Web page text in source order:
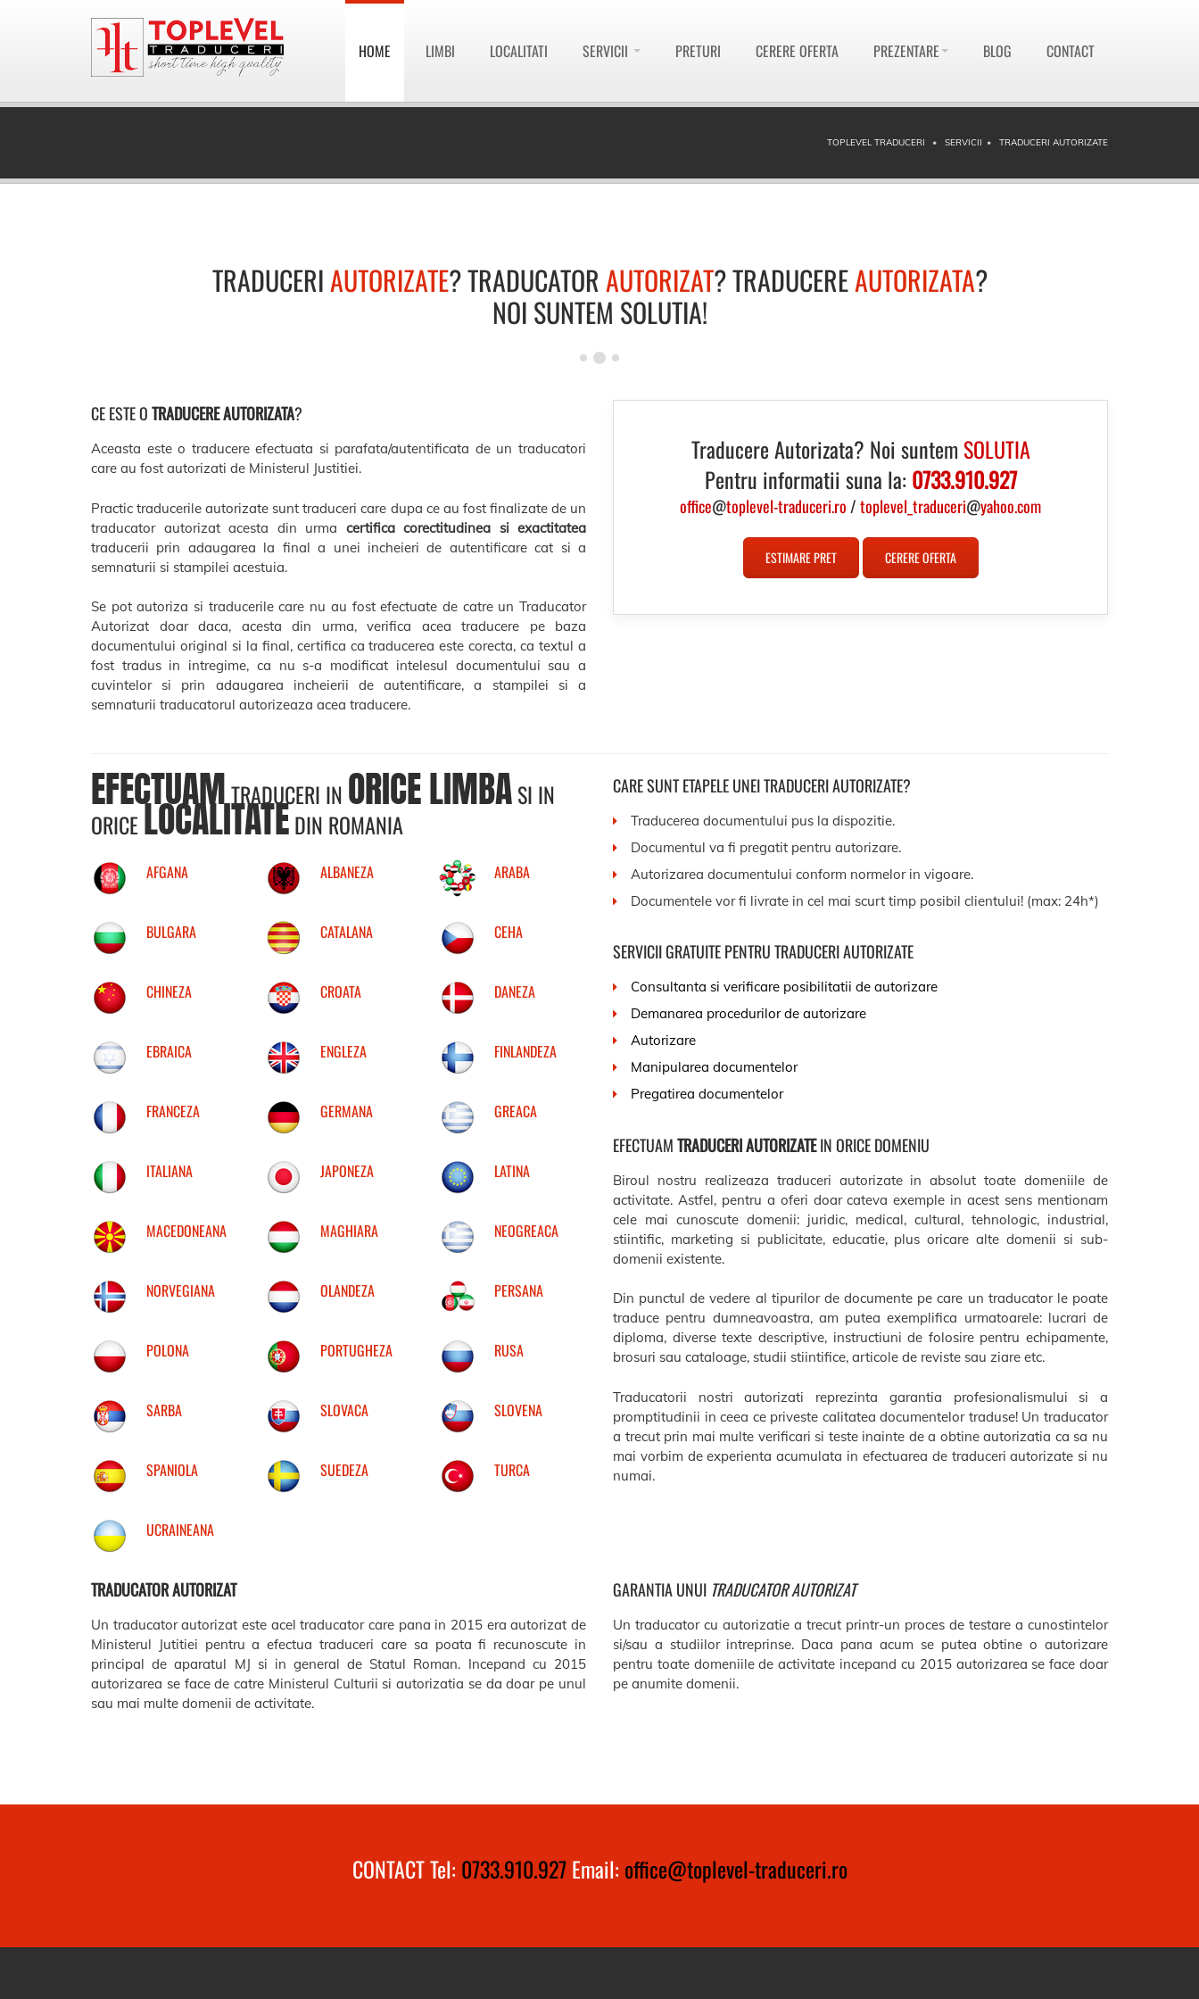
HOME LIMBI LOCALITATI SERVICII PRETURI CERERE OFERTA PREZENTARE BLOG CONTACT
TOPLEVEL TRADUCERI SERVICII TRADUCERI AUTORIZATE
TRADUCERIAUTORIZATE? TRADUCATORAUTORIZAT? TRADUCEREAUTORIZATA?
NOI SUNTEM SOLUTIA!
CE ESTE OTRADUCERE AUTORIZATA?
Aceasta este o traducere efectuata si parafata/autentificata de un traducatori
care au fost autorizati de Ministerul Justitiei.
Practic traducerile autorizate sunt traduceri care dupa ce au fost finalizate de un
traducator autorizat acesta din urma certifica corectitudinea si exactitatea
traducerii prin adaugarea la final a unei incheieri de autentificare cat si a
semnaturii si stampilei acestuia.
Se pot autoriza si traducerile care nu au fost efectuate de catre un Traducator
Autorizat doar daca, acesta din urma, verifica acea traducere pe baza
documentului original si la final, certifica ca traducerea este corecta, ca textul a
fost tradus in intregime, ca nu s-a modificat intelesul documentului sau a
cuvintelor si prin adaugarea incheierii de autentificare, a stampilei si a
semnaturii traducatorul autorizeaza acea traducere.
Traducere Autorizata? Noi suntem SOLUTIA
Pentru informatii suna la: 0733.910.927
office@toplevel-traduceri.ro /toplevel_traduceri@yahoo.com
ESTIMARE PRET CERERE OFERTA
EFECTUAMTRADUCERI IN ORICE LIMBASI IN
ORICELOCALITATEDIN ROMANIA
AFGANA ALBANEZA ARABA
BULGARA CATALANA CEHA
CHINEZA CROATA DANEZA
EBRAICA ENGLEZA FINLANDEZA
FRANCEZA GERMANA GREACA
ITALIANA JAPONEZA LATINA
MACEDONEANA MAGHIARA NEOGREACA
NORVEGIANA OLANDEZA PERSANA
POLONA PORTUGHEZA RUSA
SARBA SLOVACA SLOVENA
SPANIOLA SUEDEZA TURCA
UCRAINEANA
CARE SUNT ETAPELE UNEI TRADUCERI AUTORIZATE?
Traducerea documentului pus la dispozitie.
Documentul va fi pregatit pentru autorizare.
Autorizarea documentului conform normelor in vigoare.
Documentele vor fi livrate in cel mai scurt timp posibil clientului! (max: 24h*)
SERVICII GRATUITE PENTRU TRADUCERI AUTORIZATE
Consultanta si verificare posibilitatii de autorizare
Demanarea procedurilor de autorizare
Autorizare
Manipularea documentelor
Pregatirea documentelor
EFECTUAMTRADUCERI AUTORIZATEIN ORICE DOMENIU
Biroul nostru realizeaza traduceri autorizate in absolut toate domeniile de
activitate. Astfel, pentru a oferi doar cateva exemple in acest sens mentionam
cele mai cunoscute domenii: juridic, medical, cultural, tehnologic, industrial,
stiintific, marketing si publicitate, educatie, plus oricare alte domenii si sub-
domenii existente.
Din punctul de vedere al tipurilor de documente pe care un traducator le poate
traduce pentru dumneavoastra, am putea exemplifica urmatoarele: lucrari de
diploma, diverse texte descriptive, instructiuni de folosire pentru echipamente,
brosuri sau cataloage, studii stiintifice, articole de reviste sau ziare etc.
Traducatorii nostri autorizati reprezinta garantia profesionalismului si a
promptitudinii in ceea ce priveste calitatea documentelor traduse! Un traducator
a trecut prin mai multe verificari si teste inainte de a obtine autorizatia ca sa nu
mai vorbim de experienta acumulata in efectuarea de traduceri autorizate si nu
numai.
TRADUCATOR AUTORIZAT
Un traducator autorizat este acel traducator care pana in 2015 era autorizat de
Ministerul Jutitiei pentru a efectua traduceri care sa poata fi recunoscute in
principal de aparatul MJ si in general de Statul Roman. Incepand cu 2015
autorizarea se face de catre Ministerul Culturii si autorizatia se da doar pe unul
sau mai multe domenii de activitate.
GARANTIA UNUI TRADUCATOR AUTORIZAT
Un traducator cu autorizatie a trecut printr-un proces de testare a cunostintelor
si/sau a studiilor intreprinse. Daca pana acum se putea obtine o autorizare
pentru toate domeniile de activitate incepand cu 2015 autorizarea se face doar
pe anumite domenii.
CONTACT Tel: 0733.910.927Email: office@toplevel-traduceri.ro